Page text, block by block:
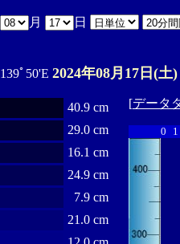
月 日
ﾟ50'E 2024年08月17日(土)
40.9 cm
29.0 cm
16.1 cm
24.9 cm
7.9 cm
21.0 cm
[データ
0 1